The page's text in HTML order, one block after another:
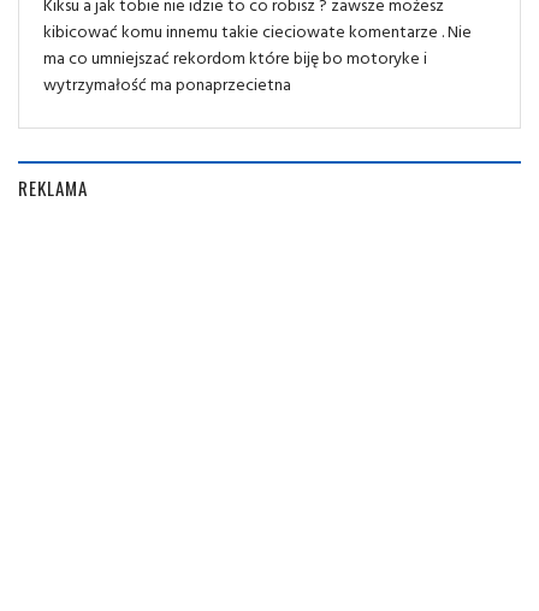
kibicować komu innemu takie cieciowate komentarze . Nie
ma co umniejszać rekordom które biję bo motoryke i
wytrzymałość ma ponaprzecietna
REKLAMA